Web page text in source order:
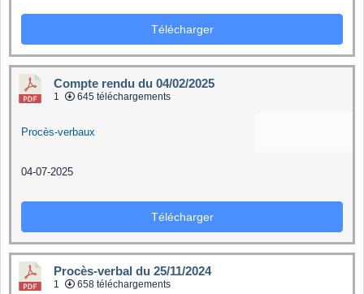
Télécharger
Compte rendu du 04/02/2025
1 645 téléchargements
Procès-verbaux
04-07-2025
Télécharger
Procès-verbal du 25/11/2024
1 658 téléchargements